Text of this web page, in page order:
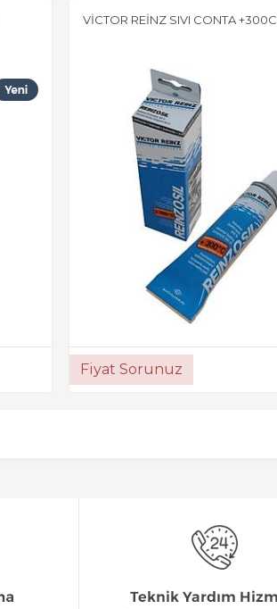
VİCTOR REİNZ SIVI CONTA +300C
Fiyat Sorunuz